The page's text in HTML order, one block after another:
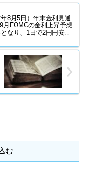
8月5日）年末金利見通
月FOMCの金利上昇予想
なり、1日で2円円安の
む